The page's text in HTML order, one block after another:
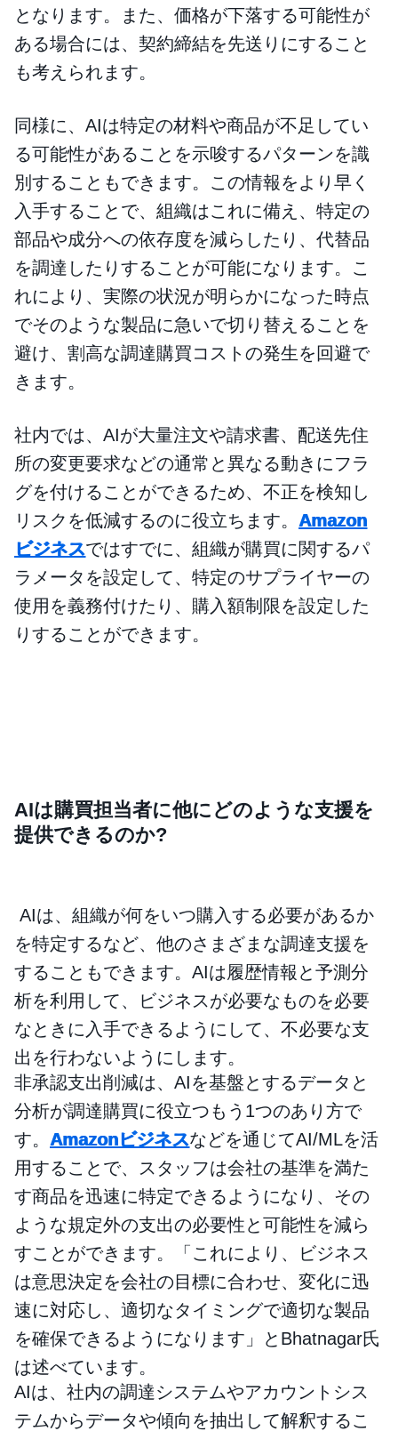
となります。また、価格が下落する可能性が
ある場合には、契約締結を先送りにすること
も考えられます。
同様に、AIは特定の材料や商品が不足してい
る可能性があることを示唆するパターンを識
別することもできます。この情報をより早く
入手することで、組織はこれに備え、特定の
部品や成分への依存度を減らしたり、代替品
を調達したりすることが可能になります。こ
れにより、実際の状況が明らかになった時点
でそのような製品に急いで切り替えることを
避け、割高な調達購買コストの発生を回避で
きます。
社内では、AIが大量注文や請求書、配送先住
所の変更要求などの通常と異なる動きにフラ
グを付けることができるため、不正を検知し
リスクを低減するのに役立ちます。 Amazon
ビジネスではすでに、組織が購買に関するパ
ラメータを設定して、特定のサプライヤーの
使用を義務付けたり、購入額制限を設定した
りすることができます。
AIは購買担当者に他にどのような支援を
提供できるのか?
AIは、組織が何をいつ購入する必要があるか
を特定するなど、他のさまざまな調達支援を
することもできます。AIは履歴情報と予測分
析を利用して、ビジネスが必要なものを必要
なときに入手できるようにして、不必要な支
出を行わないようにします。
非承認支出削減は、AIを基盤とするデータと
分析が調達購買に役立つもう1つのあり方で
す。 Amazonビジネスなどを通じてAI/MLを活
用することで、スタッフは会社の基準を満た
す商品を迅速に特定できるようになり、その
ような規定外の支出の必要性と可能性を減ら
すことができます。「これにより、ビジネス
は意思決定を会社の目標に合わせ、変化に迅
速に対応し、適切なタイミングで適切な製品
を確保できるようになります」とBhatnagar氏
は述べています。
AIは、社内の調達システムやアカウントシス
テムからデータや傾向を抽出して解釈するこ